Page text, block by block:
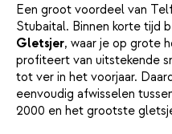
Een groot voordeel van
Stubaital. Binnen korte tijd
Gletsjer, waar je op grote
profiteert van uitstekende
tot ver in het voorjaar.
eenvoudig afwisselen
2000 en het grootste